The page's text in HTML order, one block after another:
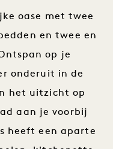
oase met twee
en twee en
op je
onderuit in de
het uitzicht op
aan je voorbij
heeft een aparte